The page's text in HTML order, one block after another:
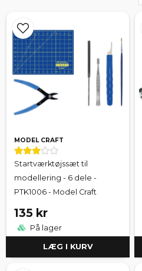
MODEL CRAFT
Startværktøjssæt til
modellering - 6 dele -
PTK1006 - Model Craft
135 kr
På lager
LÆG I KURV